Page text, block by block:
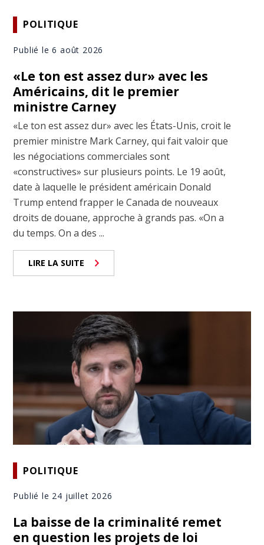
POLITIQUE
Publié le 6 août 2026
«Le ton est assez dur» avec les
Américains, dit le premier
ministre Carney
«Le ton est assez dur» avec les États-Unis, croit le
premier ministre Mark Carney, qui fait valoir que
les négociations commerciales sont
«constructives» sur plusieurs points. Le 19 août,
date à laquelle le président américain Donald
Trump entend frapper le Canada de nouveaux
droits de douane, approche à grands pas. «On a
du temps. On a des ...
LIRE LA SUITE
POLITIQUE
Publié le 24 juillet 2026
La baisse de la criminalité remet
en question les projets de loi